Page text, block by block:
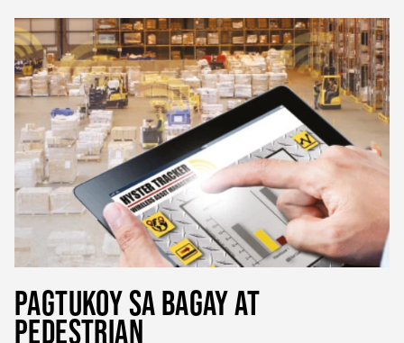
PAGTUKOY SA BAGAY AT
PEDESTRIAN